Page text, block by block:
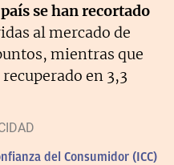
se han recortado
al mercado de
mientras que
en 3,3
del Consumidor (ICC)